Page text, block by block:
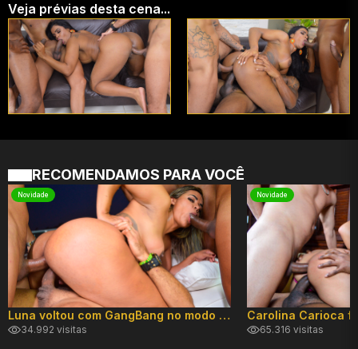
Veja prévias desta cena...
RECOMENDAMOS PARA VOCÊ
Novidade
Luna voltou com GangBang no modo hard
34.992 visitas
Novidade
65.316 visitas